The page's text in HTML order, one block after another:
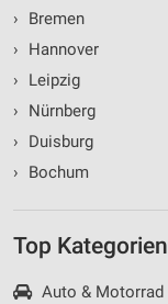
›
Bremen
›
Hannover
›
Leipzig
›
Nürnberg
›
Duisburg
›
Bochum
Top Kategorien
Auto & Motorrad